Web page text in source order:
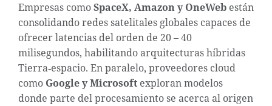
Empresas comoSpaceX, Amazon y OneWeb están
consolidando redes satelitales globales capaces de
ofrecer latencias del orden de 20 – 40
milisegundos, habilitando arquitecturas híbridas
Tierra‑espacio. En paralelo, proveedores cloud
como Google y Microsoft exploran modelos
donde parte del procesamiento se acerca al origen